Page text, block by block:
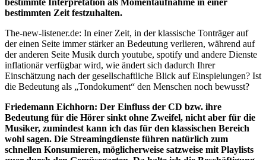
bestimmten Zeit festzuhalten.
The-new-listener.de: In einer Zeit, in der klassische Tonträger auf
der einen Seite immer stärker an Bedeutung verlieren, während auf
der anderen Seite Musik durch youtube, spotify und andere Dienste
inflationär verfügbar wird, wie ändert sich dadurch Ihrer
Einschätzung nach der gesellschaftliche Blick auf Einspielungen? Ist
die Bedeutung als „Tondokument“ den Menschen noch bewusst?
Friedemann Eichhorn: Der Einfluss der CD bzw. ihre
Bedeutung für die Hörer sinkt ohne Zweifel, nicht aber für die
Musiker, zumindest kann ich das für den klassischen Bereich
wohl sagen. Die Streamingdienste führen natürlich zum
schnellen Konsumieren, möglicherweise satzweise mit Playlists